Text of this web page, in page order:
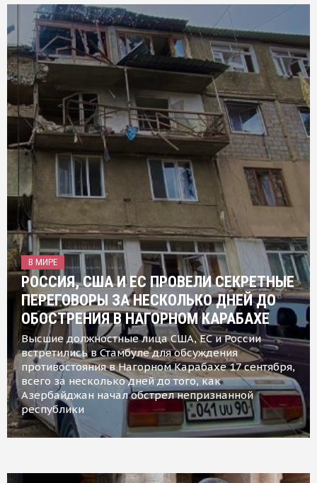
В МИРЕ
РОССИЯ, США И ЕС ПРОВЕЛИ СЕКРЕТНЫЕ
ПЕРЕГОВОРЫ ЗА НЕСКОЛЬКО ДНЕЙ ДО
ОБОСТРЕНИЯ В НАГОРНОМ КАРАБАХЕ
Высшие должностные лица США, ЕС и России
встретились в Стамбуле для обсуждения
противостояния в Нагорном Карабахе 17 сентября,
всего за несколько дней до того, как
Азербайджан начал обстрел непризнанной
республики